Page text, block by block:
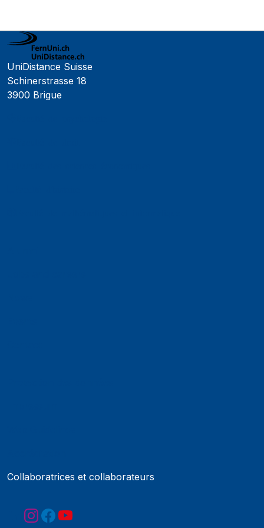
UniDistance Suisse
Schinerstrasse 18
3900 Brigue
Collaboratrices et collaborateurs